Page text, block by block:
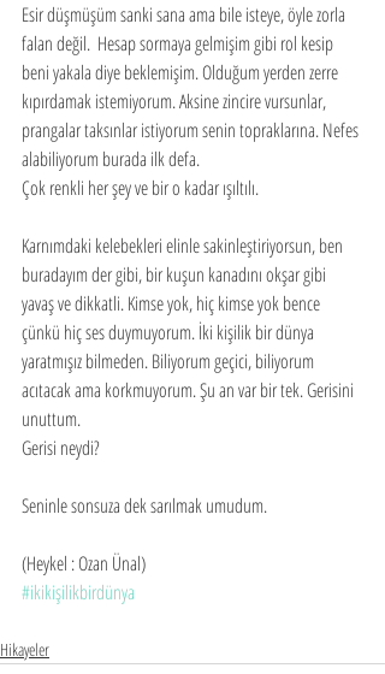
Esir düşmüşüm sanki sana ama bile isteye, öyle zorla
falan değil.  Hesap sormaya gelmişim gibi rol kesip
beni yakala diye beklemişim. Olduğum yerden zerre
kıpırdamak istemiyorum. Aksine zincire vursunlar,
prangalar taksınlar istiyorum senin topraklarına. Nefes
alabiliyorum burada ilk defa.
Çok renkli her şey ve bir o kadar ışıltılı.
Karnımdaki kelebekleri elinle sakinleştiriyorsun, ben
buradayım der gibi, bir kuşun kanadını okşar gibi
yavaş ve dikkatli. Kimse yok, hiç kimse yok bence
çünkü hiç ses duymuyorum. İki kişilik bir dünya
yaratmışız bilmeden. Biliyorum geçici, biliyorum
acıtacak ama korkmuyorum. Şu an var bir tek. Gerisini
unuttum.
Gerisi neydi?
Seninle sonsuza dek sarılmak umudum.
(Heykel : Ozan Ünal)
#ikikişilikbirdünya
Hikayeler